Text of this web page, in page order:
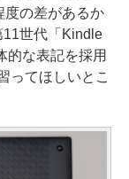
度の差があるか
世代「Kindle
的な表記を採用
ってほしいとこ